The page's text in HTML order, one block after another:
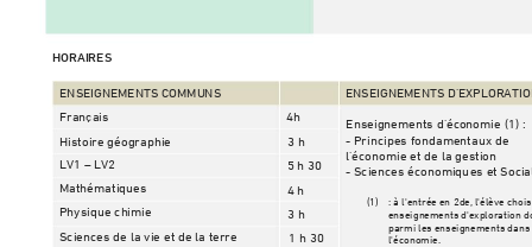
HORAIRES
ENSEIGNEMENTS COMMUNS ENSEIGNEMENTS D’EXPL
Français
4h
Enseignements d’économie (1) :
- Principes fondamentaux de
l’économie et de la gestion
- Sciences économiques et Socia
(1) : à l'entrée en 2de, l'élève ch
enseignements d'exploration
parmi les enseignements dans
l'économie.
Histoire géographie
3 h
LV1 – LV2
5 h 30
Mathématiques
4 h
Physique chimie
3 h
Sciences de la vie et de la terre
1 h 30